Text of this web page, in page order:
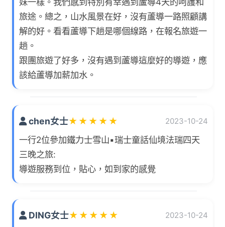
旅途。總之，山水風景在好，沒有蘆導一路照顧講
解的好。看看蘆導下趟是哪個線路，在報名旅遊一
趟。
跟團旅遊了好多，沒有遇到蘆導這麼好的導遊，應
該給蘆導加薪加水。
chen女士★ ★ ★ ★ ★ 2023-10-24
一行2位參加鐵力士雪山▪瑞士童話仙境法瑞四天
三晚之旅:
導遊服務到位，貼心，如到家的感覺
DING女士★ ★ ★ ★ ★ 2023-10-24